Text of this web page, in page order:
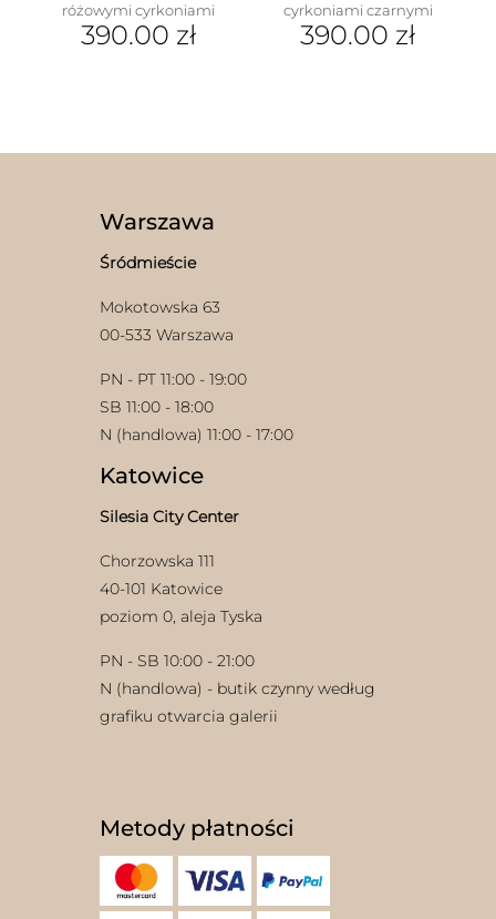
różowymi cyrkoniami
390.00 zł
cyrkoniami czarnymi
390.00 zł
Warszawa
Śródmieście
Mokotowska 63
00-533 Warszawa
PN - PT 11:00 - 19:00
SB 11:00 - 18:00
N (handlowa) 11:00 - 17:00
Katowice
Silesia City Center
Chorzowska 111
40-101 Katowice
poziom 0, aleja Tyska
PN - SB 10:00 - 21:00
N (handlowa) - butik czynny według
grafiku otwarcia galerii
Metody płatności